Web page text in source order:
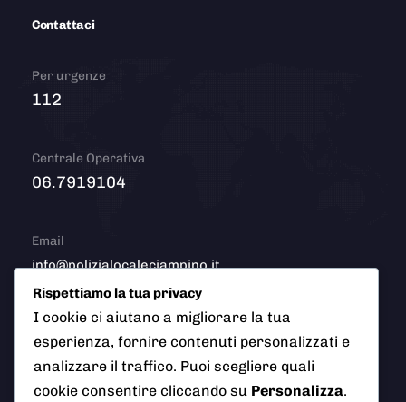
Contattaci
Per urgenze
112
Centrale Operativa
06.7919104
Email
info@polizialocaleciampino.it
© 2026 Polizia Locale del Comune di Ciampino (Roma). Tutti
i diritti riservati
Rispettiamo la tua privacy
I cookie ci aiutano a migliorare la tua
esperienza, fornire contenuti personalizzati e
analizzare il traffico. Puoi scegliere quali
cookie consentire cliccando su Personalizza.